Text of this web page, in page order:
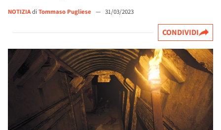
NOTIZIAdi Tommaso Pugliese — 31/03/2023
CONDIVIDI